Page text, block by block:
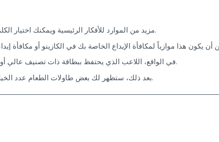
مزيد من الموارد للأفكار الرئيسية ويمكنك اختيار الكلمات المناسبة عندما تجرب لعبة البوكر، تحقق من كلية البوكر الخاصة بنا.
في الواقع، اللاعب الذي يحتفظ ببطاقة ذات تصنيف عالي أو بطاقة نظيفة في المستوى عادة ما يتمكن من هزيمة بطاقة رويال فلاش.
بعد ذلك، ستظهر لك بعض طاولات الطعام عدد الخيارات داخل لعبة البطاقات الخمس التي تحتوي على بطاقة واحدة مجنونة.